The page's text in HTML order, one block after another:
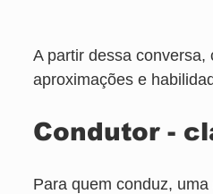
A partir dessa
aproximações e
Condutor -
Para quem conduz,